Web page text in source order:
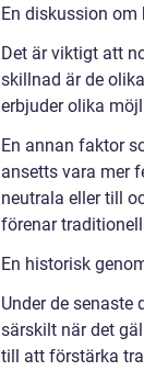
En diskussion
Det är viktigt att
skillnad är de
erbjuder olika
En annan faktor
ansetts vara mer
neutrala eller till
förenar
En historisk
Under de
särskilt när det
till att förstärka